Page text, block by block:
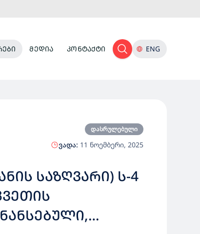
ᲛᲔᲓᲘᲐ ᲙᲝᲜᲢᲐᲥᲢᲘ ENG
დასრულებული
ვადა: 11 ნოემბერი, 2025
ᲡᲐᲖᲦᲕᲐᲠᲘ) Ს-4